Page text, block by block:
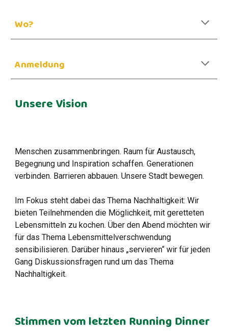
Wo?
Anmeldung
Unsere Vision
Menschen zusammenbringen. Raum für Austausch,
Begegnung und Inspiration schaffen. Generationen
verbinden. Barrieren abbauen. Unsere Stadt bewegen.
Im Fokus steht dabei das Thema Nachhaltigkeit: Wir
bieten Teilnehmenden die Möglichkeit, mit geretteten
Lebensmitteln zu kochen. Über den Abend möchten wir
für das Thema Lebensmittelverschwendung
sensibilisieren. Darüber hinaus „servieren“ wir für jeden
Gang Diskussionsfragen rund um das Thema
Nachhaltigkeit.
Stimmen vom letzten Running Dinner